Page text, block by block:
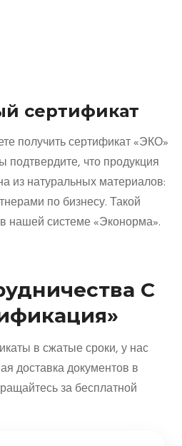
сертификат
получить сертификат «ЭКО»
подтвердите, что продукция
из натуральных материалов:
по бизнесу. Такой
нашей системе «Эконорма».
С
в сжатые сроки, у нас
доставка документов в
за бесплатной